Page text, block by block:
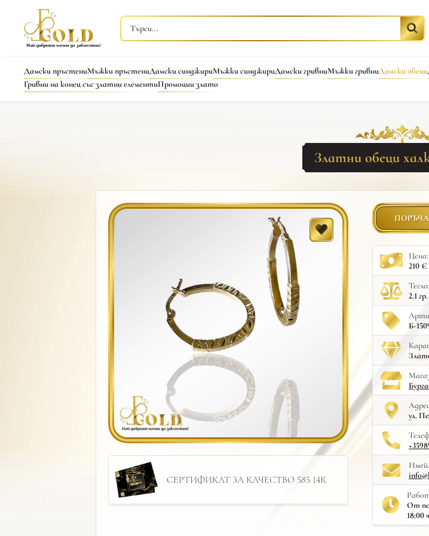
Дамски пръстениМъжки пръстениДамски синджириМъжки синджириДамски гривниМъжки гривниДамски обеци
Гривни на конец със златни елементиПромоции злато
Златни обеци
СЕРТИФИКАТ ЗА КАЧЕСТВО 585 14К
Цена:
210 €
Тегло:
2.1
Б-
ул.
От
18:00